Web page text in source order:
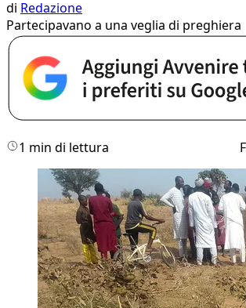
di Redazione
Partecipavano a una veglia di preghiera
1 min di lettura